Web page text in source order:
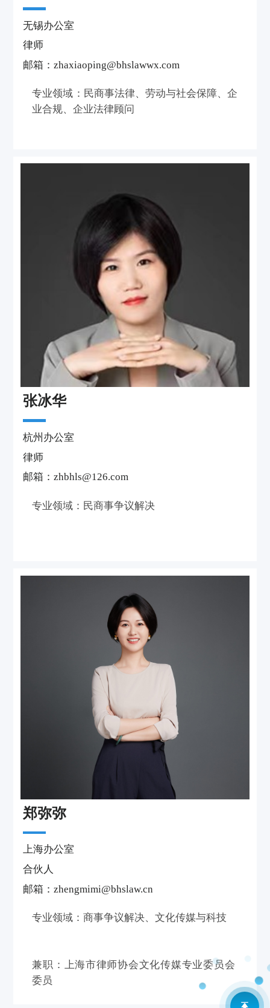
无锡办公室
律师
邮箱：zhaxiaoping@bhslawwx.com
专业领域：民商事法律、劳动与社会保障、企
业合规、企业法律顾问
查及执行事务。
同时，查肖萍律师曾任摩拜单车无锡公司法
务，参与摩拜单车无锡公司的设立及发展，并
就公司包括生产运营、劳动与人事制度等问题
提供了全面法律支持。执业以来，查肖萍律师
长期为顾问企业提供：用工法律制度设计、商
事合同纠纷、劳动人事纠纷等法律服务；特别
在劳动人事方面，查肖萍律师曾为多家企业提
供全方位与务实的劳动法解决方案，并为企业
提供有关劳动合规、商业贿赂等方面的培训与
支持。
此外，查肖萍律师具有丰富的民事诉讼及相关
事务处理经验，与各级各类法院沟通顺畅，代
表客户处理各类诉讼案件70余件，以其工作严
谨、反应迅速的特点广受客户认可与好评。
张冰华
杭州办公室
律师
邮箱：zhbhls@126.com
专业领域：民商事争议解决
专业知识与丰富经验结合起来，始终把当事人
的合法利益放在第一位，参与办理了银行金
融、诉讼与仲裁方面、公司合规的法律服务，
主要专注于民商事争议解决类诉讼纠纷，对合
同纠纷、侵权纠纷、劳动纠纷等案件有较多经
郑弥弥
上海办公室
合伙人
邮箱：zhengmimi@bhslaw.cn
专业领域：商事争议解决、文化传媒与科技
兼职：上海市律师协会文化传媒专业委员会
委员